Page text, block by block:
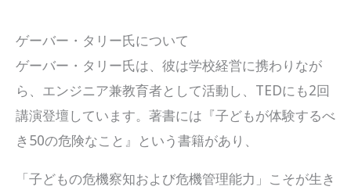
ゲーバー・タリー氏について
ゲーバー・タリー氏は、彼は学校経営に携わりなが
ら、エンジニア兼教育者として活動し、TEDにも2回
講演登壇しています。著書には『子どもが体験するべ
き50の危険なこと』という書籍があり、
「子どもの危機察知および危機管理能力」こそが生き